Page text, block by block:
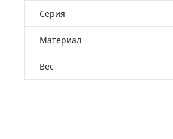
Серия
Материал
Вес